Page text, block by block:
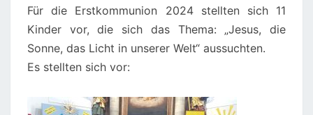
Für die Erstkommunion 2024 stellten sich 11
Kinder vor, die sich das Thema: „Jesus, die
Sonne, das Licht in unserer Welt“ aussuchten.
Es stellten sich vor: